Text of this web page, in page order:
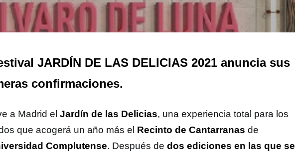
JARDÍN DE LAS DELICIAS 2021 anuncia sus
confirmaciones.
a Madrid el Jardín de las Delicias, una experiencia total para los
que acogerá un año más el Recinto de Cantarranas de
Complutense. Después de dos ediciones en las que se